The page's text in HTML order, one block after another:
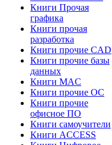
Книги Прочая
графика
Книги прочая
разработка
Книги прочие CAD
Книги прочие базы
данных
Книги MAC
Книги прочие ОС
Книги прочие
офисное ПО
Книги самоучители
Книги ACCESS